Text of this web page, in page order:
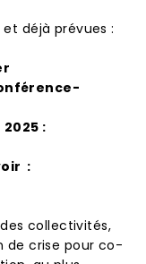
déjà prévues :
:
:
collectivités,
de crise pour co-